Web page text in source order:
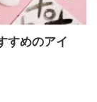
すめのアイ